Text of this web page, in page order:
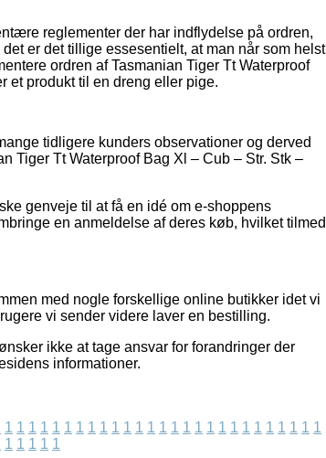
reglementer der har indflydelse på ordren,
er det tillige essesentielt, at man når som helst
ordren af Tasmanian Tiger Tt Waterproof
et produkt til en dreng eller pige.
tidligere kunders observationer og derved
Tiger Tt Waterproof Bag Xl – Cub – Str. Stk –
genveje til at få en idé om e-shoppens
en anmeldelse af deres køb, hvilket tilmed
med nogle forskellige online butikker idet vi
vi sender videre laver en bestilling.
ikke at tage ansvar for forandringer der
informationer.
1 1 1 1 1 1 1 1 1 1 1 1 1 1 1 1 1 1 1 1 1 1 1 1 1 1 1
1 1 1 1 1